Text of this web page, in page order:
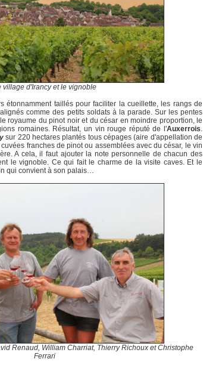
village d'Irancy et le vignoble
étonnamment taillés pour faciliter la cueillette, les rangs de
comme des petits soldats à la parade. Sur les pentes
royaume du pinot noir et du césar en moindre proportion, le
romaines. Résultat, un vin rouge réputé de l'Auxerrois.
sur 220 hectares plantés tous cépages (aire d'appellation de
franches de pinot ou assemblées avec du césar, le vin
A cela, il faut ajouter la note personnelle de chacun des
le vignoble. Ce qui fait le charme de la visite caves. Et le
qui convient à son palais…
Renaud, William Charriat, Thierry Richoux et Christophe
Ferrari